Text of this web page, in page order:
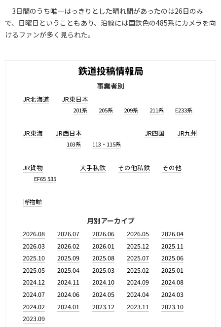
3日間のうち唯一はっきりとした晴れ間があったのは26日のみ
で、日曜日ということもあり、沿線には国鉄色の485系にカメラを向
けるファンが多く見られた。
鉄道投稿情報局
事業者別
JR北海道 JR東日本
201系 205系 209系 211系 E233系
JR東海 JR西日本
103系 113・115系
JR四国 JR九州
JR貨物
EF65 535
大手私鉄 その他私鉄 その他
博物館
月別アーカイブ
2026.08 2026.07 2026.06 2026.05
2026.04
2026.03
2026.02 2026.01 2025.12
2025.11
2025.10
2025.09 2025.08 2025.07
2025.06
2025.05
2025.04 2025.03 2025.02
2025.01
2024.12
2024.11 2024.10 2024.09
2024.08
2024.07
2024.06 2024.05 2024.04
2024.03
2024.02
2024.01 2023.12 2023.11
2023.10
2023.09